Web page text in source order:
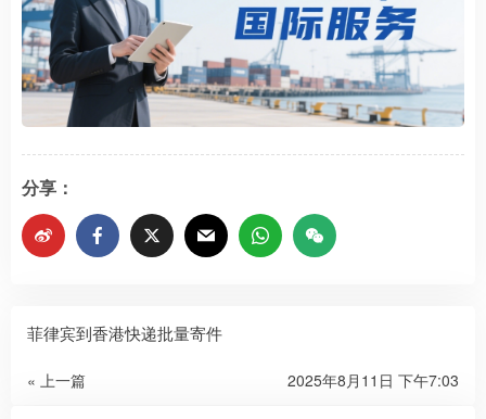
分享：
菲律宾到香港快递批量寄件
« 上一篇 2025年8月11日 下午7:03